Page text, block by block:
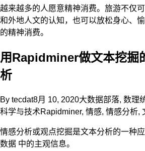
越来越多的人愿意精神消费。旅游不仅
和外地人文的认知，也可以放松身心、
的精神消费。
用Rapidminer做文本挖掘
析
By tecdat8月 10, 2020大数据部落, 数理
科学与技术Rapidminer, 情感, 情感分析,
情感分析或观点挖掘是文本分析的一种
数据 中的主观信息。